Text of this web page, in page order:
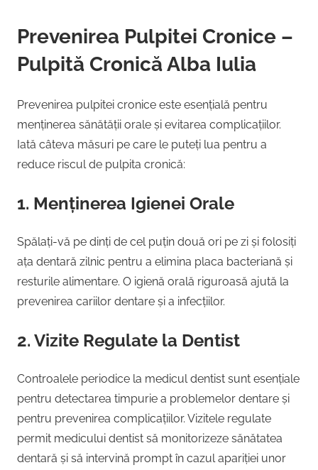
Prevenirea Pulpitei Cronice –
Pulpită Cronică Alba Iulia
Prevenirea pulpitei cronice este esențială pentru
menținerea sănătății orale și evitarea complicațiilor.
Iată câteva măsuri pe care le puteți lua pentru a
reduce riscul de pulpita cronică:
1. Menținerea Igienei Orale
Spălați-vă pe dinți de cel puțin două ori pe zi și folosiți
ața dentară zilnic pentru a elimina placa bacteriană și
resturile alimentare. O igienă orală riguroasă ajută la
prevenirea cariilor dentare și a infecțiilor.
2. Vizite Regulate la Dentist
Controalele periodice la medicul dentist sunt esențiale
pentru detectarea timpurie a problemelor dentare și
pentru prevenirea complicațiilor. Vizitele regulate
permit medicului dentist să monitorizeze sănătatea
dentară și să intervină prompt în cazul apariției unor